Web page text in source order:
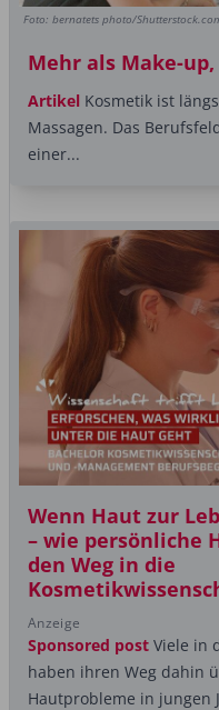
Foto: bernatets photo/
Mehr als Make-
Artikel Kosmetik ist
Massagen. Das
einer...
Wenn Haut zur
– wie persönliche
den Weg in die
Anzeige
Sponsored post Viele in
haben ihren Weg dahin
Hautprobleme in jungen